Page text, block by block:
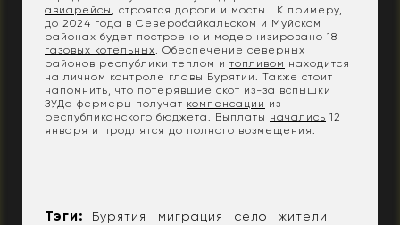
авиарейсы
, строятся дороги и мосты. К примеру,
до 2024 года в Северобайкальском и Муйском
районах будет построено и модернизировано 18
газовых котельных . Обеспечение северных
районов республики теплом и топливом находится
на личном контроле главы Бурятии. Также стоит
напомнить, что потерявшие скот из-за вспышки
ЗУДа фермеры получат компенсации из
республиканского бюджета. Выплаты начались 12
января и продлятся до полного возмещения.
Тэги: Бурятия миграция село жители